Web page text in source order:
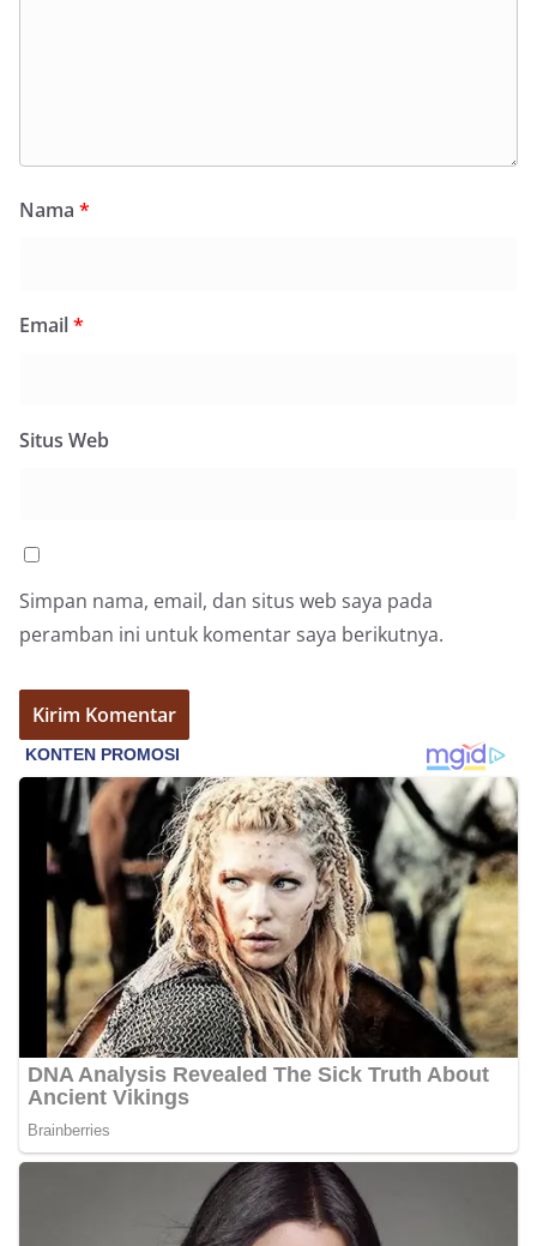
Nama *
Email*
Situs Web
Simpan nama, email, dan situs web saya pada
peramban ini untuk komentar saya berikutnya.